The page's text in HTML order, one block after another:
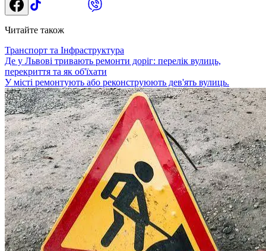
Читайте також
Транспорт та Інфраструктура
Де у Львові тривають ремонти доріг: перелік вулиць,
перекриття та як об'їхати
У місті ремонтують або реконструюють дев'ять вулиць.